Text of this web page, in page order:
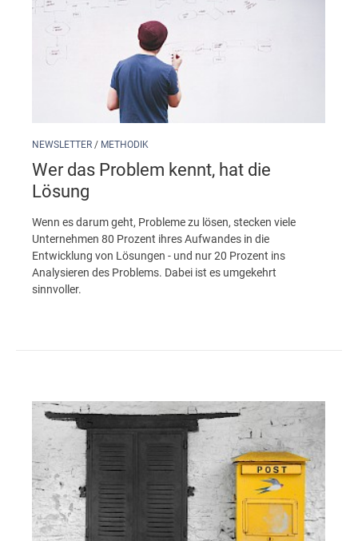
NEWSLETTER / METHODIK
Wer das Problem kennt, hat die
Lösung
Wenn es darum geht, Probleme zu lösen, stecken viele
Unternehmen 80 Prozent ihres Aufwandes in die
Entwicklung von Lösungen - und nur 20 Prozent ins
Analysieren des Problems. Dabei ist es umgekehrt
sinnvoller.